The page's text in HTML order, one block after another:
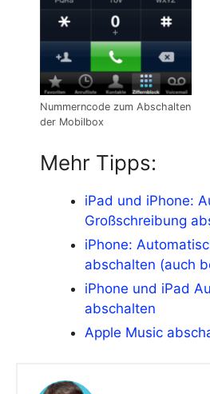
Nummerncode zum Abschalten
der Mobilbox
Mehr Tipps:
iPad und iPhone:
Großschreibung
iPhone:
abschalten (auch
iPhone und iPad
abschalten
Apple Music